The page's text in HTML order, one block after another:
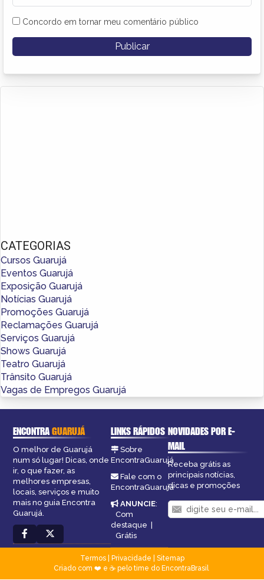
Concordo em tornar meu comentário público
CATEGORIAS
Cursos Guarujá
Eventos Guarujá
Exposição Guarujá
Notícias Guarujá
Promoções Guarujá
Reclamações Guarujá
Serviços Guarujá
Shows Guarujá
Teatro Guarujá
Trânsito Guarujá
Vagas de Empregos Guarujá
ENCONTRAGUARUJÁ
O melhor de Guarujá
num só lugar! Dicas, onde
ir, o que fazer, as
melhores empresas,
locais, serviços e muito
mais no guia Encontra
Guarujá.
LINKS RÁPIDOS
Sobre
EncontraGuarujá
Fale com o
EncontraGuarujá
ANUNCIE:
Com
destaque
Grátis
NOVIDADES POR E-
MAIL
Receba grátis as
principais notícias,
dicas e promoções
Termos| Privacidade
Sitemap
Criado com ❤️ e ☕ pelo time do EncontraBrasil